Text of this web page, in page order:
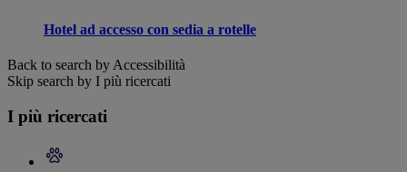
Hotel ad accesso con sedia a rotelle
Back to search by Accessibilità
Skip search by I più ricercati
I più ricercati